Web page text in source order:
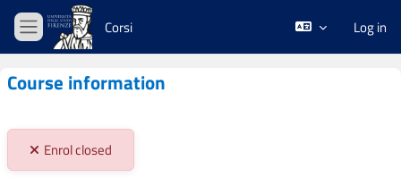
Skip to main content
Side panel
Corsi Log in
Course information
Stato iscrizioni:
Enrol closed